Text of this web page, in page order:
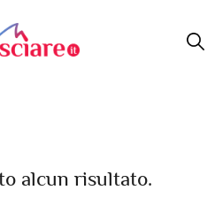
alcun risultato.